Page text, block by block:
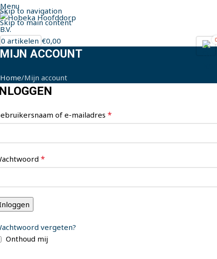
Skip to navigation
Skip to main content
Menu
0
0 artikelen €0,00
MIJN ACCOUNT
Home Mijn account
of e-mailadres *
*
vergeten?
Onthoud mij